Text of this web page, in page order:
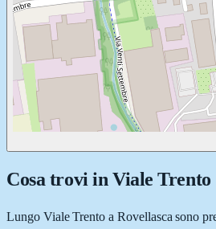
Cosa trovi in Viale Trento
Lungo Viale Trento aRovellasca sono